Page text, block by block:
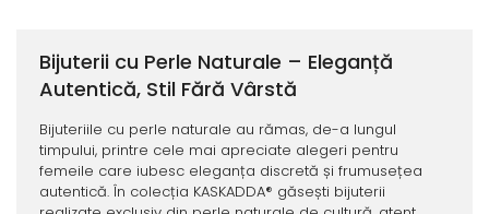
Bijuterii cu Perle Naturale – Eleganță
Autentică, Stil Fără Vârstă
Bijuteriile cu perle naturale au rămas, de-a lungul
timpului, printre cele mai apreciate alegeri pentru
femeile care iubesc eleganța discretă și frumusețea
autentică. În colecția KASKADDA® găsești bijuterii